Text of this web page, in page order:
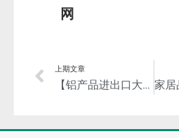
网
上期文章
【铝产品进出口大数据（下）】进出口贸易流向！历史的逻辑和时代的潮流！